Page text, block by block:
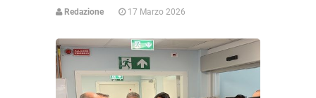
Redazione 17 Marzo 2026